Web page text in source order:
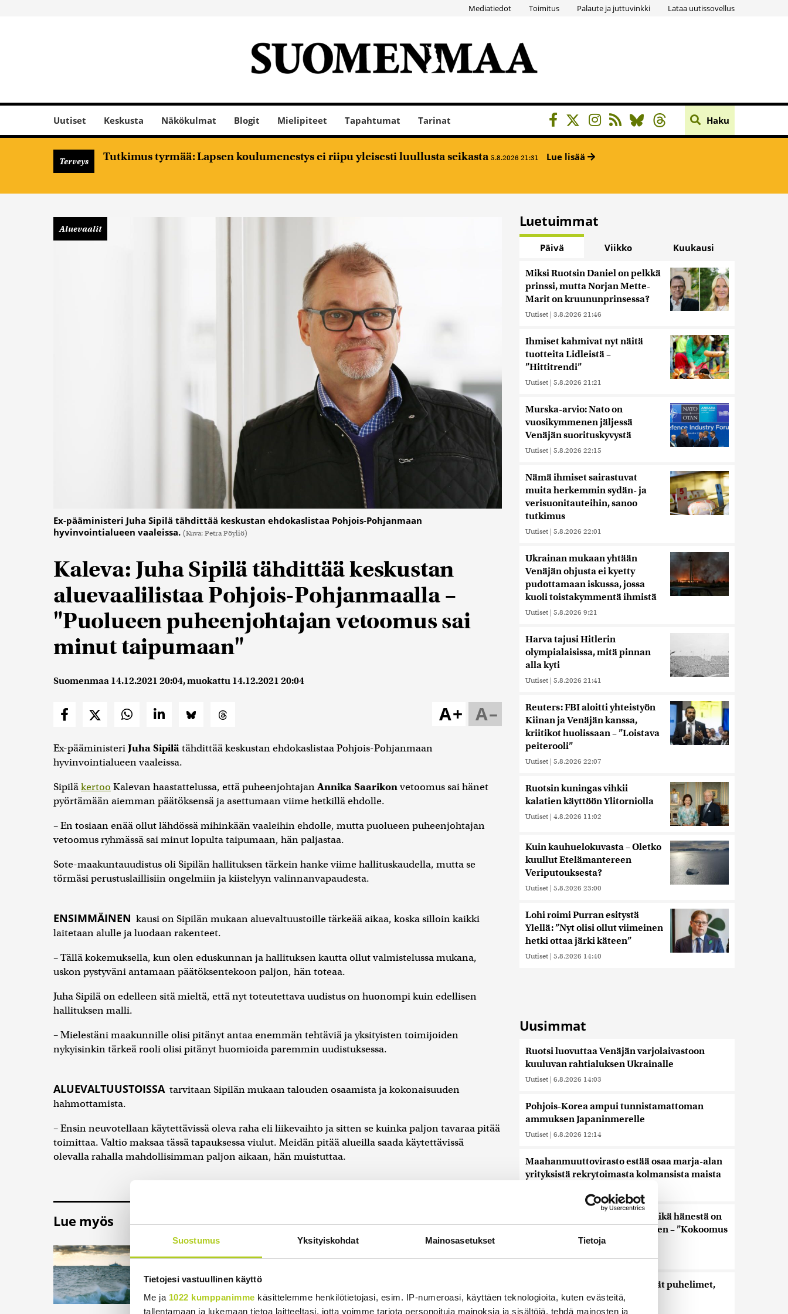
Suostumus Yksityiskohdat Mainosasetukset Tietoja
Tietojesi vastuullinen käyttö
Me ja 1022 kumppanimme käsittelemme henkilötietojasi, esim. IP-numeroasi, käyttäen teknologioita, kuten evästeitä,
tallentamaan ja lukemaan tietoa laitteeltasi, jotta voimme tarjota personoituja mainoksia ja sisältöjä, tehdä mainosten ja
Mediatiedot Toimitus Palaute ja juttuvinkki Lataa uutissovellus
Uutiset Keskusta Näkökulmat Blogit Mielipiteet Tapahtumat Tarinat Haku
Terveys Tutkimus tyrmää: Lapsen koulumenestys ei riipu yleisesti luullusta seikasta 5.8.2026 21:31 Lue lisää
Aluevaalit
Ex-pääministeri Juha Sipilä tähdittää keskustan ehdokaslistaa Pohjois-Pohjanmaan
hyvinvointialueen vaaleissa. (Kuva: Petra Pöyliö)
Kaleva: Juha Sipilä tähdittää keskustan
aluevaalilistaa Pohjois-Pohjanmaalla –
"Puolueen puheenjohtajan vetoomus sai
minut taipumaan"
Suomenmaa 14.12.2021 20:04, muokattu 14.12.2021 20:04
A–
A+
Ex-pääministeriJuha Sipilätähdittää keskustan ehdokaslistaa Pohjois-Pohjanmaan
hyvinvointialueen vaaleissa.
Sipiläkertoo Kalevan haastattelussa, että puheenjohtajanAnnika Saarikonvetoomus sai hänet
pyörtämään aiemman päätöksensä ja asettumaan viime hetkillä ehdolle.
– En tosiaan enää ollut lähdössä mihinkään vaaleihin ehdolle, mutta puolueen puheenjohtajan
vetoomus ryhmässä sai minut lopulta taipumaan, hän paljastaa.
Sote-maakuntauudistus oli Sipilän hallituksen tärkein hanke viime hallituskaudella, mutta se
törmäsi perustuslaillisiin ongelmiin ja kiistelyyn valinnanvapaudesta.
ENSIMMÄINEN kausi on Sipilän mukaan aluevaltuustoille tärkeää aikaa, koska silloin kaikki
laitetaan alulle ja luodaan rakenteet.
– Tällä kokemuksella, kun olen eduskunnan ja hallituksen kautta ollut valmistelussa mukana,
uskon pystyväni antamaan päätöksentekoon paljon, hän toteaa.
Juha Sipilä on edelleen sitä mieltä, että nyt toteutettava uudistus on huonompi kuin edellisen
hallituksen malli.
– Mielestäni maakunnille olisi pitänyt antaa enemmän tehtäviä ja yksityisten toimijoiden
nykyisinkin tärkeä rooli olisi pitänyt huomioida paremmin uudistuksessa.
ALUEVALTUUSTOISSA tarvitaan Sipilän mukaan talouden osaamista ja kokonaisuuden
hahmottamista.
– Ensin neuvotellaan käytettävissä oleva raha eli liikevaihto ja sitten se kuinka paljon tavaraa pitää
toimittaa. Valtio maksaa tässä tapauksessa viulut. Meidän pitää alueilla saada käytettävissä
olevalla rahalla mahdollisimman paljon aikaan, hän muistuttaa.
Lue myös
Ruotsi aikoo luovuttaa Venäjän varjolaivastoon kuuluvan rahtialuksen
Ukrainalle, selviää uutistoimisto AFP:n saamista ruotsalaisista... 6.8.2026
14:03
Luetuimmat
Päivä Viikko Kuukausi
Miksi Ruotsin Daniel on pelkkä
prinssi, mutta Norjan Mette-
Marit on kruununprinsessa?
Uutiset | 3.8.2026 21:46
Ihmiset kahmivat nyt näitä
tuotteita Lidleistä –
”Hittitrendi”
Uutiset | 5.8.2026 21:21
Murska-arvio: Nato on
vuosikymmenen jäljessä
Venäjän suorituskyvystä
Uutiset | 5.8.2026 22:15
Nämä ihmiset sairastuvat
muita herkemmin sydän- ja
verisuonitauteihin, sanoo
tutkimus
Uutiset | 5.8.2026 22:01
Ukrainan mukaan yhtään
Venäjän ohjusta ei kyetty
pudottamaan iskussa, jossa
kuoli toistakymmentä ihmistä
Uutiset | 5.8.2026 9:21
Harva tajusi Hitlerin
olympialaisissa, mitä pinnan
alla kyti
Uutiset | 5.8.2026 21:41
Reuters: FBI aloitti yhteistyön
Kiinan ja Venäjän kanssa,
kriitikot huolissaan – ”Loistava
peiterooli”
Uutiset | 5.8.2026 22:07
Ruotsin kuningas vihkii
kalatien käyttöön Ylitorniolla
Uutiset | 4.8.2026 11:02
Kuin kauhuelokuvasta – Oletko
kuullut Etelämantereen
Veriputouksesta?
Uutiset | 5.8.2026 23:00
Lohi roimi Purran esitystä
Ylellä: ”Nyt olisi ollut viimeinen
hetki ottaa järki käteen”
Uutiset | 5.8.2026 14:40
Uusimmat
Ruotsi luovuttaa Venäjän varjolaivastoon
kuuluvan rahtialuksen Ukrainalle
Uutiset | 6.8.2026 14:03
Pohjois-Korea ampui tunnistamattoman
ammuksen Japaninmerelle
Uutiset | 6.8.2026 12:14
Maahanmuuttovirasto estää osaa marja-alan
yrityksistä rekrytoimasta kolmansista maista
Keskustan Siika-aho kertoo, mikä hänestä on
Ylen gallupin todellinen uutinen – ”Kokoomus
maksaa siitä hintaa”
Uutiset | 6.8.2026 11:56
Viime vuonna kouluista lähtivät puhelimet,
nyt lisätään liikkumista